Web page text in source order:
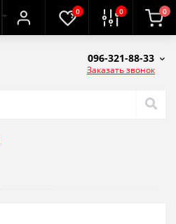
0 0 0
096-321-88-33
Заказать звонок